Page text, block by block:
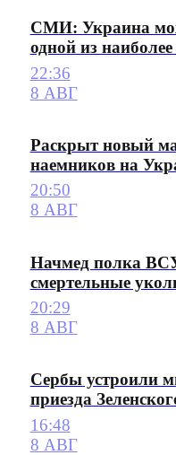
СМИ: Украина
одной из
22:36
8 АВГ
Раскрыт новый
наемников на
20:50
8 АВГ
Начмед полка
смертельные
20:29
8 АВГ
Сербы устроили
приезда
16:48
8 АВГ